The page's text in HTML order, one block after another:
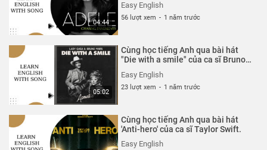
04:44
Easy English
56 lượt xem - 1 năm trước
05:02
Cùng học tiếng Anh qua bài hát
"Die with a smile" của ca sĩ Bruno
Easy English
23 lượt xem - 1 năm trước
Cùng học tiếng Anh qua bài hát
'Anti-hero' của ca sĩ Taylor Swift.
Easy English